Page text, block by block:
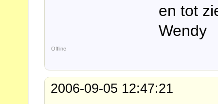
en tot
Wendy
Offline
2006-09-05 12:47:21